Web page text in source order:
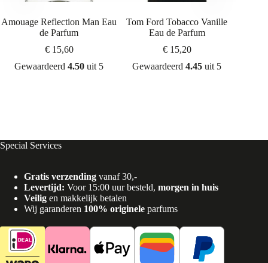
Amouage Reflection Man Eau
de Parfum
€15,60
Gewaardeerd4.50 uit 5
Tom Ford Tobacco Vanille
Eau de Parfum
€15,20
Gewaardeerd4.45 uit 5
Special Services
Gratis verzending vanaf 30,-
Levertijd: Voor 15:00 uur besteld, morgen in huis
Veilig en makkelijk betalen
Wij garanderen 100% originele parfums